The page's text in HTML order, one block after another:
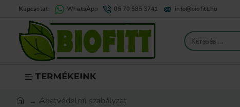
Kapcsolat: WhatsApp 06 70 585 3741 info@biofitt.hu
Keresés
TERMÉKEINK
Adatvédelmi szabályzat